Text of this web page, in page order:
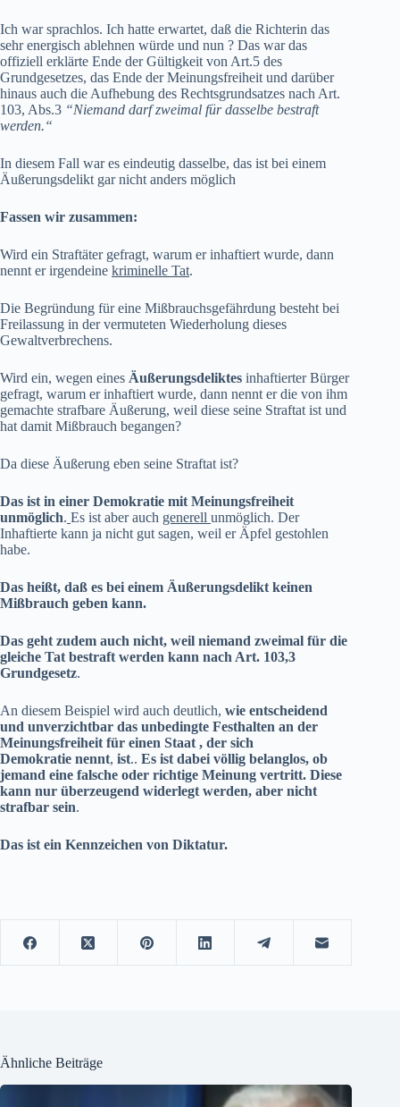
Ich war sprachlos. Ich hatte erwartet, daß die Richterin das
sehr energisch ablehnen würde und nun ? Das war das
offiziell erklärte Ende der Gültigkeit von Art.5 des
Grundgesetzes, das Ende der Meinungsfreiheit und darüber
hinaus auch die Aufhebung des Rechtsgrundsatzes nach Art.
103, Abs.3 “Niemand darf zweimal für dasselbe bestraft
werden.“
In diesem Fall war es eindeutig dasselbe, das ist bei einem
Äußerungsdelikt gar nicht anders möglich
Fassen wir zusammen:
Wird ein Straftäter gefragt, warum er inhaftiert wurde, dann
nennt er irgendeine kriminelle Tat.
Die Begründung für eine Mißbrauchsgefährdung besteht bei
Freilassung in der vermuteten Wiederholung dieses
Gewaltverbrechens.
Wird ein, wegen eines Äußerungsdeliktes inhaftierter Bürger
gefragt, warum er inhaftiert wurde, dann nennt er die von ihm
gemachte strafbare Äußerung, weil diese seine Straftat ist und
hat damit Mißbrauch begangen?
Da diese Äußerung eben seine Straftat ist?
Das ist in einer Demokratie mit Meinungsfreiheit
unmöglich. Es ist aber auch generell unmöglich. Der
Inhaftierte kann ja nicht gut sagen, weil er Äpfel gestohlen
habe.
Das heißt, daß es bei einem Äußerungsdelikt keinen
Mißbrauch geben kann.
Das geht zudem auch nicht, weil niemand zweimal für die
gleiche Tat bestraft werden kann nach Art. 103,3
Grundgesetz.
An diesem Beispiel wird auch deutlich, wie entscheidend
und unverzichtbar das unbedingte Festhalten an der
Meinungsfreiheit für einen Staat , der sich
Demokratie nennt, ist.. Es ist dabei völlig belanglos, ob
jemand eine falsche oder richtige Meinung vertritt. Diese
kann nur überzeugend widerlegt werden, aber nicht
strafbar sein.
Das ist ein Kennzeichen von Diktatur.
Ähnliche Beiträge